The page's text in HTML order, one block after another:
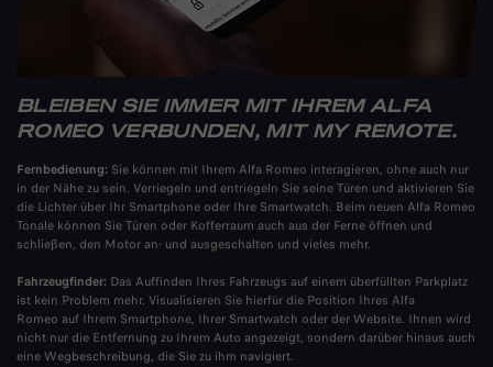
BLEIBEN SIE IMMER MIT IHREM ALFA
ROMEO VERBUNDEN, MIT MY REMOTE.
Fernbedienung: Sie können mit Ihrem Alfa Romeo interagieren, ohne auch nur
in der Nähe zu sein. Verriegeln und entriegeln Sie seine Türen und aktivieren Sie
die Lichter über Ihr Smartphone oder Ihre Smartwatch. Beim neuen Alfa Romeo
Tonale können Sie Türen oder Kofferraum auch aus der Ferne öffnen und
schließen, den Motor an- und ausgeschalten und vieles mehr.​
Fahrzeugfinder: Das Auffinden Ihres Fahrzeugs auf einem überfüllten Parkplatz
ist kein Problem mehr. Visualisieren Sie hierfür die Position Ihres Alfa
Romeo auf Ihrem Smartphone, Ihrer Smartwatch oder der Website. Ihnen wird
nicht nur die Entfernung zu Ihrem Auto angezeigt, sondern darüber hinaus auch
eine Wegbeschreibung, die Sie zu ihm navigiert.